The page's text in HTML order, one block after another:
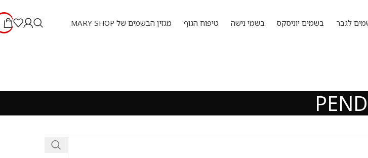
לגבר בשמים יוניסקס בשמי נישה טיפוח הגוף מגזין הבשמים של MARY SHOP